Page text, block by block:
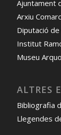
Ajuntament
Arxiu
Diputació de
Institut
Museu
ALTRES
Bibliografia
Llegendes